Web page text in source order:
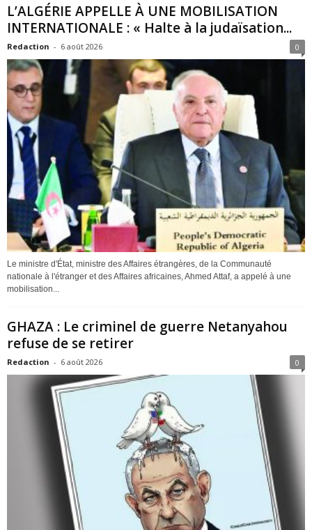
L’ALGÉRIE APPELLE À UNE MOBILISATION
INTERNATIONALE : « Halte à la judaïsation...
Redaction - 6 août 2026 0
Le ministre d'État, ministre des Affaires étrangères, de la Communauté
nationale à l'étranger et des Affaires africaines, Ahmed Attaf, a appelé à une
mobilisation...
GHAZA : Le criminel de guerre Netanyahou
refuse de se retirer
Redaction - 6 août 2026 0